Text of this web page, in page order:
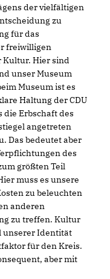
der vielfältigen
zu
für das
freiwilligen
Kultur. Hier sind
unser Museum
Museum ist es
Haltung der CDU
die Erbschaft des
angetreten
Das bedeutet aber
des
größten Teil
muss es unsere
zu beleuchten
anderen
zu treffen. Kultur
unserer Identität
für den Kreis.
aber mit